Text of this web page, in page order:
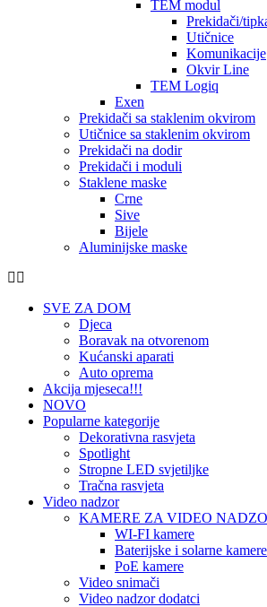
TEM modul
Prekidači/
Utičnice
Komunikacije
Okvir Line
TEM Logiq
Exen
Prekidači sa staklenim okvirom
Utičnice sa staklenim okvirom
Prekidači na dodir
Prekidači i moduli
Staklene maske
Crne
Sive
Bijele
Aluminijske maske
SVE ZA DOM
Djeca
Boravak na otvorenom
Kućanski aparati
Auto oprema
Akcija mjeseca!!!
NOVO
Popularne kategorije
Dekorativna rasvjeta
Spotlight
Stropne LED svjetiljke
Tračna rasvjeta
Video nadzor
KAMERE ZA VIDEO
WI-FI kamere
Baterijske i solarne kamere
PoE kamere
Video snimači
Video nadzor dodatci